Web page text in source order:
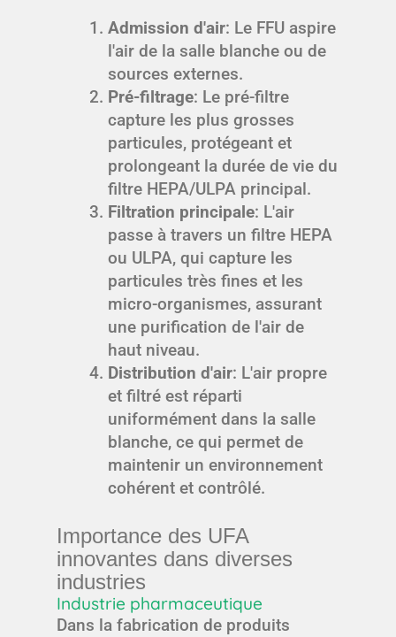
Admission d'air: Le FFU aspire
l'air de la salle blanche ou de
sources externes.
Pré-filtrage: Le pré-filtre
capture les plus grosses
particules, protégeant et
prolongeant la durée de vie du
filtre HEPA/ULPA principal.
Filtration principale: L'air
passe à travers un filtre HEPA
ou ULPA, qui capture les
particules très fines et les
micro-organismes, assurant
une purification de l'air de
haut niveau.
Distribution d'air: L'air propre
et filtré est réparti
uniformément dans la salle
blanche, ce qui permet de
maintenir un environnement
cohérent et contrôlé.
Importance des UFA
innovantes dans diverses
industries
Industrie pharmaceutique
Dans la fabrication de produits